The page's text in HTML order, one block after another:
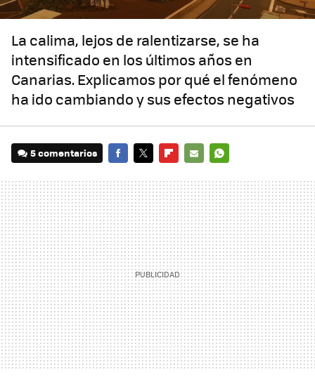
La calima, lejos de ralentizarse, se ha
intensificado en los últimos años en
Canarias. Explicamos por qué el fenómeno
ha ido cambiando y sus efectos negativos
5 comentarios
MAIL